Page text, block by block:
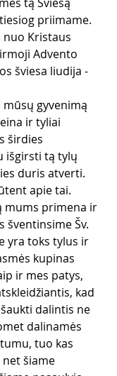
priimame.
Kristaus
Advento
šviesa liudija -
mūsų gyvenimą
ir tyliai
širdies
išgirsti tą tylų
duris atverti.
apie tai.
mums primena ir
šventinsime Šv.
yra toks tylus ir
kupinas
ir mes patys,
kad
dalintis ne
dalinamės
tuo kas
net šiame